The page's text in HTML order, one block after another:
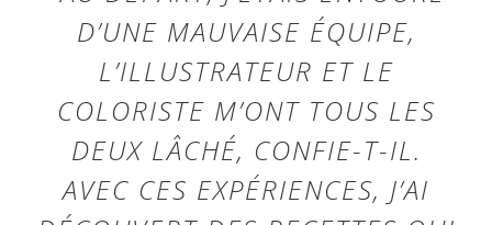
D’UNE MAUVAISE ÉQUIPE,
L’ILLUSTRATEUR ET LE
COLORISTE M’ONT TOUS LES
DEUX LÂCHÉ, CONFIE-T-IL.
AVEC CES EXPÉRIENCES, J’AI